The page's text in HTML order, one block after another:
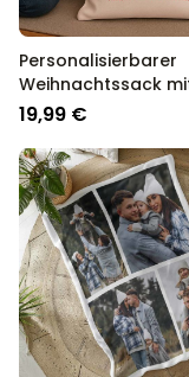
Personalisierbarer
Weihnachtssack
Illustration
19,99 €